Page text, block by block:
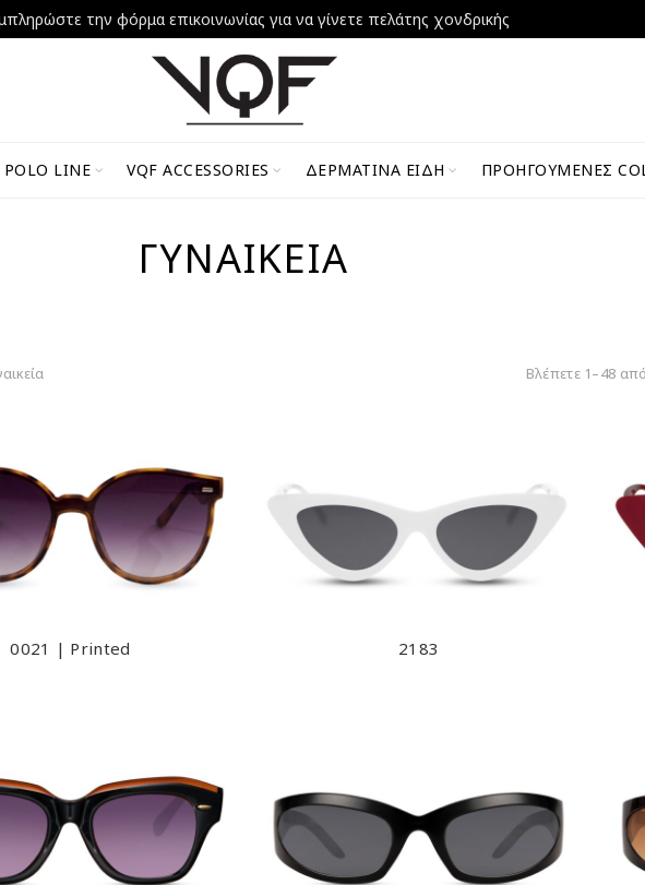
POLO LINE VQF ACCESSORIES ΔΕΡΜΆΤΙΝΑ ΕΊΔΗ ΠΡΟΗΓΟΎΜΕΝΕΣ
ΓΥΝΑΙΚΕΊΑ
Βλέπετε 1–48
0021 | Printed 2183
την φόρμα επικοινωνίας για να γίνετε πελάτης χονδρικής